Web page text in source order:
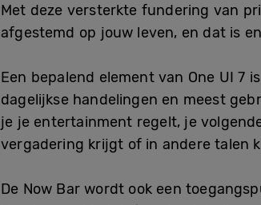
Met deze versterkte fundering van
afgestemd op jouw leven, en dat is
Een bepalend element van One UI 7
dagelijkse handelingen en meest
je je entertainment regelt, je
vergadering krijgt of in andere talen
De Now Bar wordt ook een